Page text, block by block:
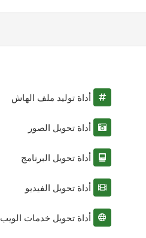
أداة توليد ملف الهاش
أداة تحويل الصور
أداة تحويل البرنامج
أداة تحويل الفيديو
أداة تحويل خدمات الويب